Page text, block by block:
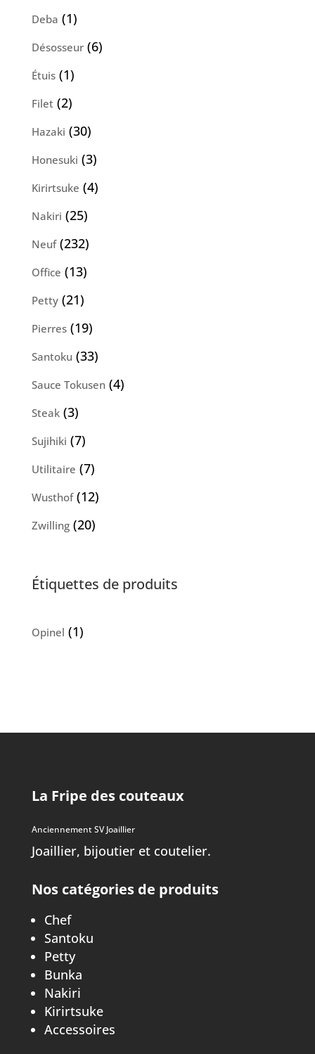
Deba 11
produit
Désosseur 66
Étuis 11
produit
Filet 22
produits
Hazaki 3030
produits
Honesuki 33
produits
Kirirtsuke 44
Nakiri 2525
produits
Neuf 232232
produits
Office 1313
produits
Petty 2121
produits
Pierres 1919
produits
Santoku 3333
produits
Sauce Tokusen 44
Steak 33
produits
Sujihiki 77
produits
Utilitaire 77
produits
Wusthof 1212
produits
Zwilling 2020
Étiquettes de produits
Opinel (1)
La Fripe des couteaux
Anciennement SV Joaillier
Joaillier, bijoutier et coutelier.
Nos catégories de produits
Chef
Santoku
Petty
Bunka
Nakiri
Kirirtsuke
Accessoires